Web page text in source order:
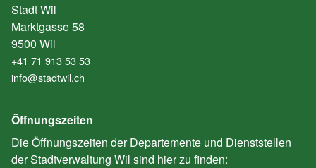
Stadt Wil
Marktgasse 58
9500 Wil
+41 71 913 53 53
info@stadtwil.ch
Öffnungszeiten
Die Öffnungszeiten der Departemente und Dienststellen
der Stadtverwaltung Wil sind hier zu finden: